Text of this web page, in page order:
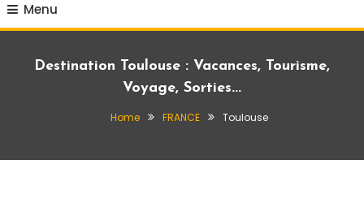
Menu
Destination Toulouse : Vacances, Tourisme,
Voyage, Sorties...
Home FRANCE Toulouse